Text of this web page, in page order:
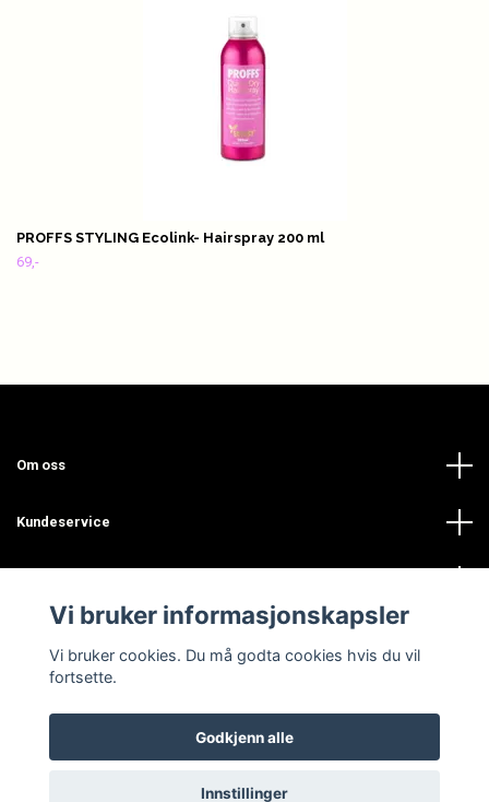
PROFFS STYLING Ecolink- Hairspray 200 ml
69,-
Om oss
Kundeservice
© 2026 INSPOGLAM
Vi bruker informasjonskapsler
Vi bruker cookies. Du må godta cookies hvis du vil
fortsette.
Godkjenn alle
Innstillinger